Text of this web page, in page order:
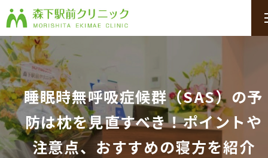
睡眠時無呼吸症候群（SAS）の予
防は枕を見直すべき！ポイントや
注意点、おすすめの寝方を紹介